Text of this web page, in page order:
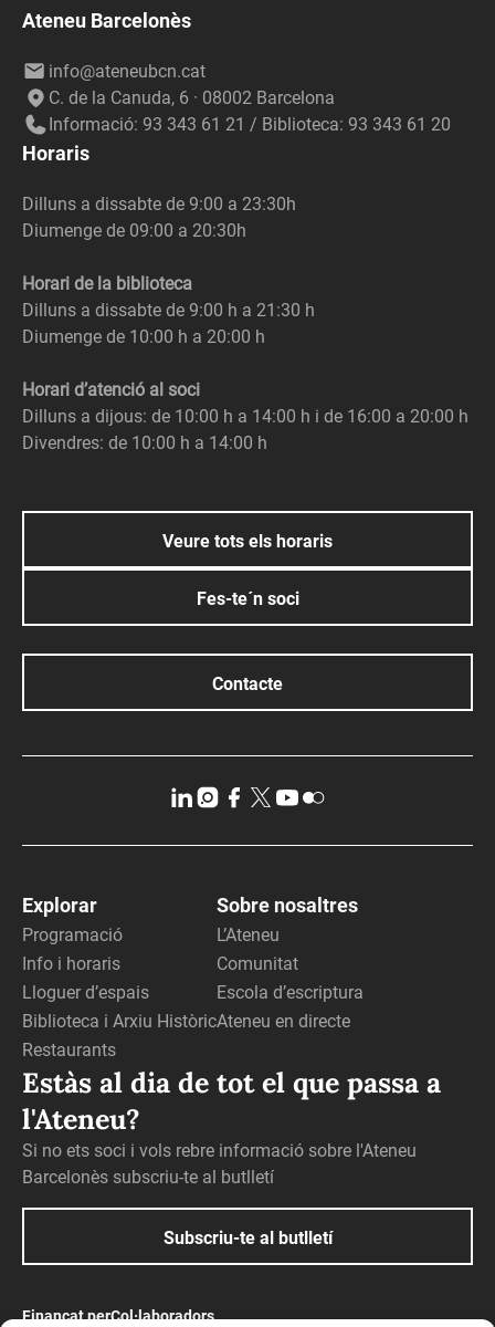
Ateneu Barcelonès
info@ateneubcn.cat
C. de la Canuda, 6 · 08002 Barcelona
Informació: 93 343 61 21 / Biblioteca: 93 343 61 20
Horaris
Dilluns a dissabte de 9:00 a 23:30h
Diumenge de 09:00 a 20:30h
Horari de la biblioteca
Dilluns a dissabte de 9:00 h a 21:30 h
Diumenge de 10:00 h a 20:00 h
Horari d’atenció al soci
Dilluns a dijous: de 10:00 h a 14:00 h i de 16:00 a 20:00 h
Divendres: de 10:00 h a 14:00 h
Veure tots els horaris
Fes-te´n soci
Contacte
Explorar
Programació
Info i horaris
Lloguer d’espais
Biblioteca i Arxiu Històric
Restaurants
Sobre nosaltres
L’Ateneu
Comunitat
Escola d’escriptura
Ateneu en directe
Estàs al dia de tot el que passa a
l'Ateneu?
Si no ets soci i vols rebre informació sobre l'Ateneu
Barcelonès subscriu-te al butlletí
Subscriu-te al butlletí
Finançat perCol·laboradors